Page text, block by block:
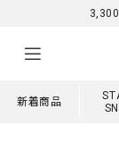
新着商品